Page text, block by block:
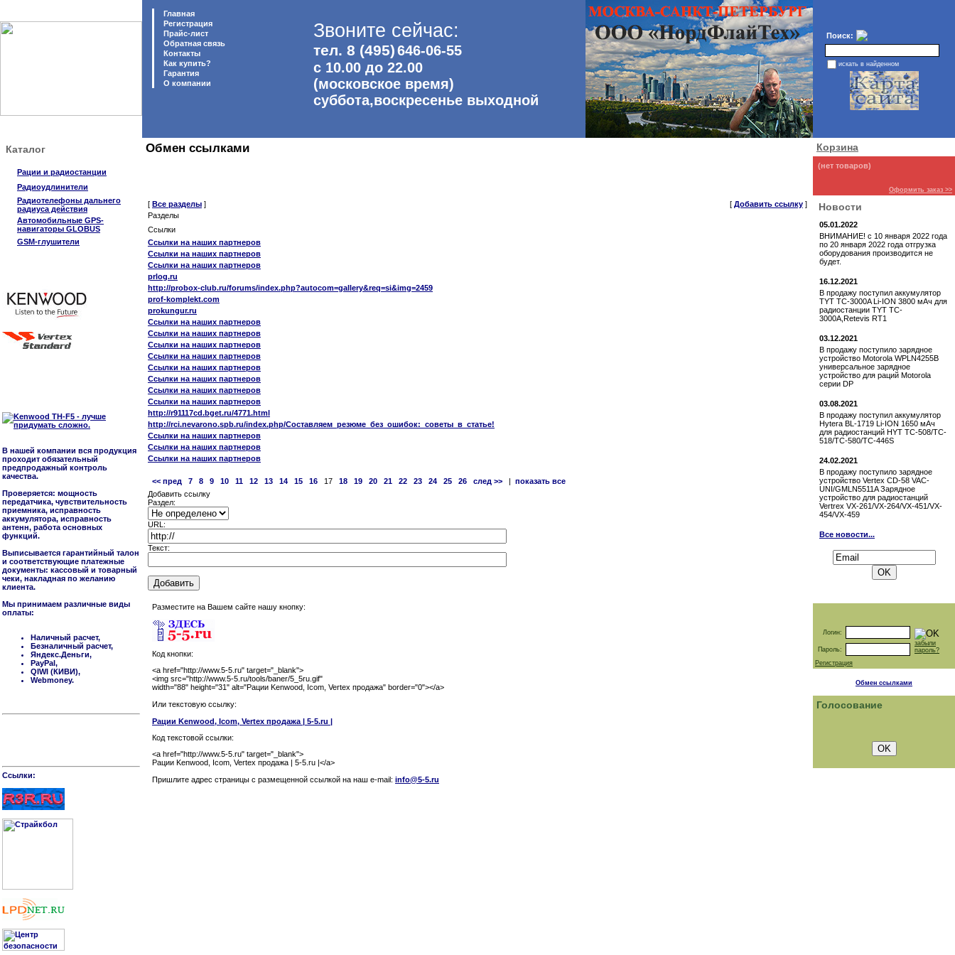
Главная
Регистрация
Прайс-лист
Обратная связь
Контакты
Как купить?
Гарантия
O компании
Звоните сейчас:
тел. 8 (495)646-06-55
с 10.00 до 22.00
(московское время)
суббота,воскресенье выходной
Поиск:
искать в найденном
Каталог
Рации и радиостанции
Радиоудлинители
Радиотелефоны дальнего
радиуса действия
Автомобильные GPS-
навигаторы GLOBUS
GSM-глушители
В нашей компании вся продукция
проходит обязательный
предпродажный контроль
качества.
Проверяется: мощность
передатчика, чувствительность
приемника, исправность
аккумулятора, исправность
антенн, работа основных
функций.
Выписывается гарантийный талон
и соответствующие платежные
документы: кассовый и товарный
чеки, накладная по желанию
клиента.
Мы принимаем различные виды
оплаты:
Наличный расчет,
Безналичный расчет,
Яндекс.Деньги,
PayPal,
QIWI (КИВИ),
Webmoney.
Cсылки:
Обмен ссылками
[ Все разделы ] [ Добавить ссылку ]
Разделы
Ссылки
Ссылки на наших партнеров
Ссылки на наших партнеров
Ссылки на наших партнеров
prlog.ru
http://probox-club.ru/forums/index.php?autocom=gallery&req=si&img=2459
prof-komplekt.com
prokungur.ru
Ссылки на наших партнеров
Ссылки на наших партнеров
Ссылки на наших партнеров
Ссылки на наших партнеров
Ссылки на наших партнеров
Ссылки на наших партнеров
Ссылки на наших партнеров
Ссылки на наших партнеров
http://r91117cd.bget.ru/4771.html
http://rci.nevarono.spb.ru/index.php/Составляем_резюме_без_ошибок:_советы_в_статье!
Ссылки на наших партнеров
Ссылки на наших партнеров
Ссылки на наших партнеров
<< пред 7 8 9 10 11 12 13 14 15 16 17 18 19 20 21 22 23 24 25 26 след >>
показать все
Добавить ссылку
Раздел:
URL:
Текст:
Разместите на Вашем сайте нашу кнопку:
Код кнопки:
<a href="http://www.5-5.ru" target="_blank">
<img src="http://www.5-5.ru/tools/baner/5_5ru.gif"
width="88" height="31" alt="Рации Kenwood, Icom, Vertex продажа" border="0"></a>
Или текстовую ссылку:
Рации Kenwood, Icom, Vertex продажа | 5-5.ru |
Код текстовой ссылки:
<a href="http://www.5-5.ru" target="_blank">
Рации Kenwood, Icom, Vertex продажа | 5-5.ru |</a>
Пришлите адрес страницы c размещенной ссылкой на наш e-mail: info@5-5.ru
Корзина
(нет товаров)
Оформить заказ >>
Новости
05.01.2022
ВНИМАНИЕ! с 10 января 2022 года
по 20 января 2022 года отгрузка
оборудования производится не
будет.
16.12.2021
В продажу поступил аккумулятор
TYT TC-3000A Li-ION 3800 мАч для
радиостанции TYT TC-
3000A,Retevis RT1
03.12.2021
В продажу поступило зарядное
устройство Motorola WPLN4255B
универсальное зарядное
устройство для раций Motorola
серии DP
03.08.2021
В продажу поступил аккумулятор
Hytera BL-1719 Li-ION 1650 мАч
для радиостанций HYT TC-508/TC-
518/TC-580/TC-446S
24.02.2021
В продажу поступило зарядное
устройство Vertex СD-58 VAC-
UNI/GMLN5511A Зарядное
устройство для радиостанций
Vertrex VX-261/VX-264/VX-451/VX-
454/VX-459
Все новости...
Логин:
Пароль:
забыли
пароль?
Регистрация
Обмен ссылками
Голосование